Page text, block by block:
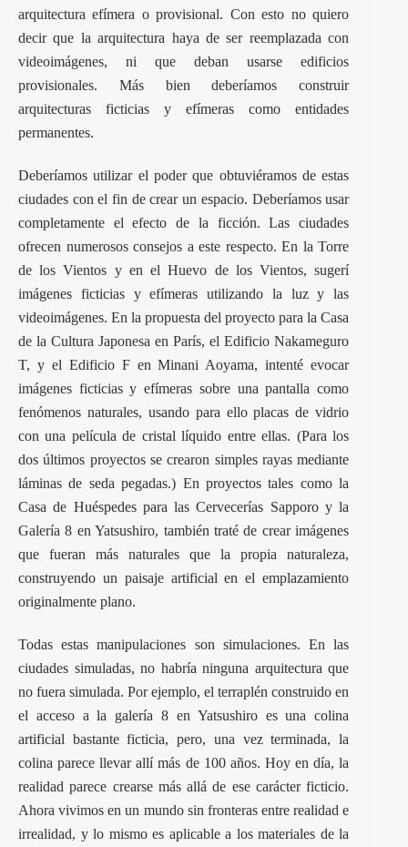
arquitectura efímera o provisional. Con esto no quiero
decir que la arquitectura haya de ser reemplazada con
videoimágenes, ni que deban usarse edificios
provisionales. Más bien deberíamos construir
arquitecturas ficticias y efímeras como entidades
permanentes.
Deberíamos utilizar el poder que obtuviéramos de estas
ciudades con el fin de crear un espacio. Deberíamos usar
completamente el efecto de la ficción. Las ciudades
ofrecen numerosos consejos a este respecto. En la Torre
de los Vientos y en el Huevo de los Vientos, sugerí
imágenes ficticias y efímeras utilizando la luz y las
videoimágenes. En la propuesta del proyecto para la Casa
de la Cultura Japonesa en París, el Edificio Nakameguro
T, y el Edificio F en Minani Aoyama, intenté evocar
imágenes ficticias y efímeras sobre una pantalla como
fenómenos naturales, usando para ello placas de vidrio
con una película de cristal líquido entre ellas. (Para los
dos últimos proyectos se crearon simples rayas mediante
láminas de seda pegadas.) En proyectos tales como la
Casa de Huéspedes para las Cervecerías Sapporo y la
Galería 8 en Yatsushiro, también traté de crear imágenes
que fueran más naturales que la propia naturaleza,
construyendo un paisaje artificial en el emplazamiento
originalmente plano.
Todas estas manipulaciones son simulaciones. En las
ciudades simuladas, no habría ninguna arquitectura que
no fuera simulada. Por ejemplo, el terraplén construido en
el acceso a la galería 8 en Yatsushiro es una colina
artificial bastante ficticia, pero, una vez terminada, la
colina parece llevar allí más de 100 años. Hoy en día, la
realidad parece crearse más allá de ese carácter ficticio.
Ahora vivimos en un mundo sin fronteras entre realidad e
irrealidad, y lo mismo es aplicable a los materiales de la